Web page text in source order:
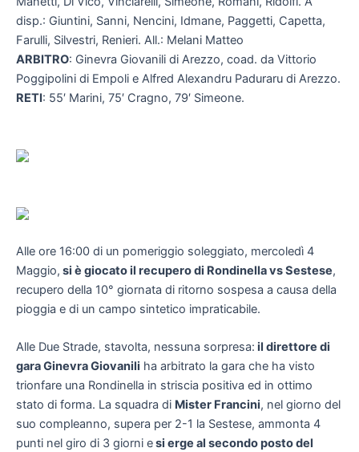
disp.: Giuntini, Sanni, Nencini, Idmane, Paggetti, Capetta,
Farulli, Silvestri, Renieri. All.: Melani Matteo
ARBITRO: Ginevra Giovanili di Arezzo, coad. da Vittorio
Poggipolini di Empoli e Alfred Alexandru Paduraru di Arezzo.
RETI: 55′ Marini, 75′ Cragno, 79′ Simeone.
Alle ore 16:00 di un pomeriggio soleggiato, mercoledì 4
Maggio, si è giocato il recupero di Rondinella vs Sestese,
recupero della 10° giornata di ritorno sospesa a causa della
pioggia e di un campo sintetico impraticabile.
Alle Due Strade, stavolta, nessuna sorpresa: il direttore di
gara Ginevra Giovanili ha arbitrato la gara che ha visto
trionfare una Rondinella in striscia positiva ed in ottimo
stato di forma. La squadra di Mister Francini, nel giorno del
suo compleanno, supera per 2-1 la Sestese, ammonta 4
punti nel giro di 3 giorni esi erge al secondo posto del